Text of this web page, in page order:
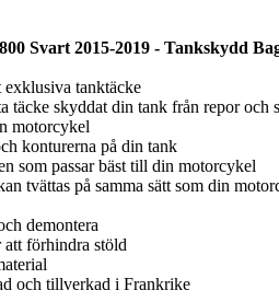
Svart 2015-2019 - Tankskydd
exklusiva tanktäcke
täcke skyddat din tank från repor
motorcykel
konturerna på din tank
som passar bäst till din motorcykel
tvättas på samma sätt som din
demontera
förhindra stöld
och tillverkad i Frankrike